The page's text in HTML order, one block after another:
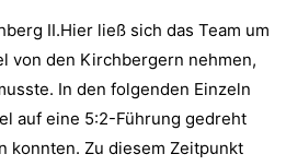
II.Hier ließ sich das Team um
von den Kirchbergern nehmen,
In den folgenden Einzeln
auf eine 5:2-Führung gedreht
konnten. Zu diesem Zeitpunkt